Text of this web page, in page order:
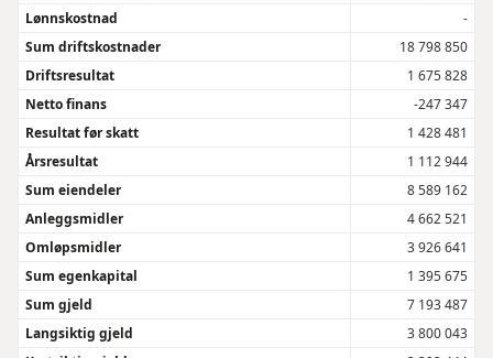
Lønnskostnad
-
Sum driftskostnader
18 798 850
Driftsresultat
1 675 828
Netto finans
-247 347
Resultat før skatt
1 428 481
Årsresultat
1 112 944
Sum eiendeler
8 589 162
Anleggsmidler
4 662 521
Omløpsmidler
3 926 641
Sum egenkapital
1 395 675
Sum gjeld
7 193 487
Langsiktig gjeld
3 800 043